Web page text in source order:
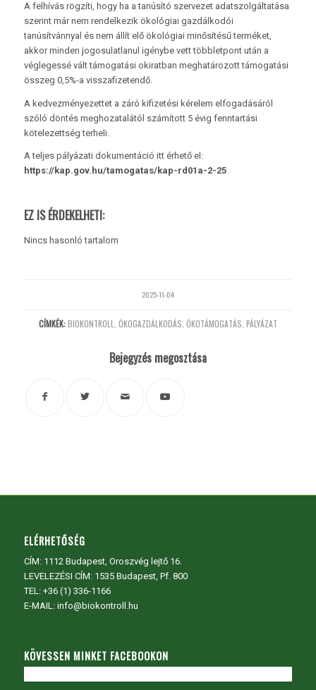
A felhívás rögzíti, hogy ha a tanúsító szervezet adatszolgáltatása
szerint már nem rendelkezik ökológiai gazdálkodói
tanúsítvánnyal és nem állít elő ökológiai minősítésű terméket,
akkor minden jogosulatlanul igénybe vett többletpont után a
véglegessé vált támogatási okiratban meghatározott támogatási
összeg 0,5%-a visszafizetendő.
A kedvezményezettet a záró kifizetési kérelem elfogadásáról
szóló döntés meghozatalától számított 5 évig fenntartási
kötelezettség terheli.
A teljes pályázati dokumentáció itt érhető el:
https://kap.gov.hu/tamogatas/kap-rd01a-2-25
EZ IS ÉRDEKELHETI:
Nincs hasonló tartalom
2025-11-04
CÍMKÉK: BIOKONTROLL ÖKOGAZDÁLKODÁS ÖKOTÁMOGATÁS PÁLYÁZAT
Bejegyzés megosztása
ELÉRHETŐSÉG
CÍM: 1112 Budapest, Oroszvég lejtő 16.
LEVELEZÉSI CÍM: 1535 Budapest, Pf. 800
TEL: +36 (1) 336-1166
E-MAIL: info@biokontroll.hu
KÖVESSEN MINKET FACEBOOKON